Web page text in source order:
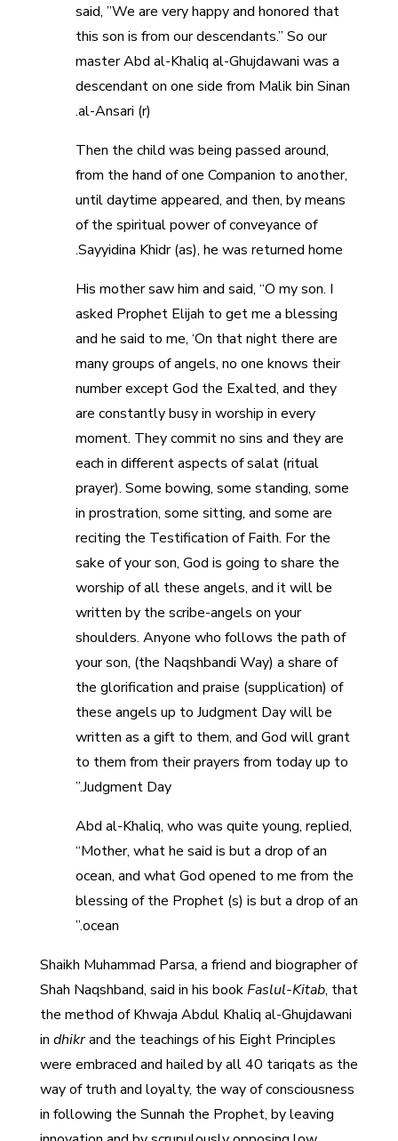
said, ”We are very happy and honored that
this son is from our descendants.” So our
master Abd al-Khaliq al-Ghujdawani was a
descendant on one side from Malik bin Sinan
al-Ansari (r).
Then the child was being passed around,
from the hand of one Companion to another,
until daytime appeared, and then, by means
of the spiritual power of conveyance of
Sayyidina Khidr (as), he was returned home.
His mother saw him and said, “O my son. I
asked Prophet Elijah to get me a blessing
and he said to me, ‘On that night there are
many groups of angels, no one knows their
number except God the Exalted, and they
are constantly busy in worship in every
moment. They commit no sins and they are
each in different aspects of salat (ritual
prayer). Some bowing, some standing, some
in prostration, some sitting, and some are
reciting the Testification of Faith. For the
sake of your son, God is going to share the
worship of all these angels, and it will be
written by the scribe-angels on your
shoulders. Anyone who follows the path of
your son, (the Naqshbandi Way) a share of
the glorification and praise (supplication) of
these angels up to Judgment Day will be
written as a gift to them, and God will grant
to them from their prayers from today up to
Judgment Day.”
Abd al-Khaliq, who was quite young, replied,
“Mother, what he said is but a drop of an
ocean, and what God opened to me from the
blessing of the Prophet (s) is but a drop of an
ocean.”
Shaikh Muhammad Parsa, a friend and biographer of
Shah Naqshband, said in his bookFaslul-Kitab, that
the method of Khwaja Abdul Khaliq al-Ghujdawani
in dhikrand the teachings of his Eight Principles
were embraced and hailed by all 40 tariqats as the
way of truth and loyalty, the way of consciousness
in following the Sunnah the Prophet, by leaving